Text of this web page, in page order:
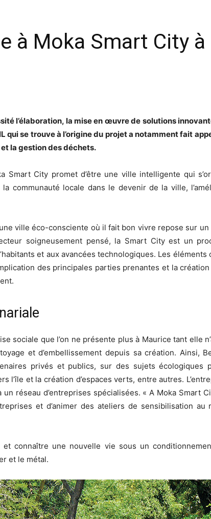
à Moka Smart City
l’élaboration, la mise en œuvre de solutions
qui se trouve à l’origine du projet a notamment fait
la gestion des déchets.
Smart City promet d’être une ville intelligente qui
communauté locale dans le devenir de la ville,
ville éco-consciente où il fait bon vivre repose sur
soigneusement pensé, la Smart City est un
et aux avancées technologiques. Les
des principales parties prenantes et la
sociale que l’on ne présente plus à Maurice tant elle
et d’embellissement depuis sa création. Ainsi,
privés et publics, sur des sujets écologiques
l’île et la création d’espaces verts, entre autres.
réseau d’entreprises spécialisées. « A Moka Smart
et d’animer des ateliers de sensibilisation au
connaître une nouvelle vie sous un
et le métal.